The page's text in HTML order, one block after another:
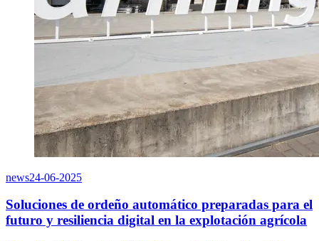
news24-06-2025
Soluciones de ordeño automático preparadas para el
futuro y resiliencia digital en la explotación agrícola